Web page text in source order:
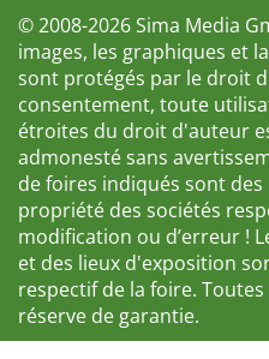
© 2008-2026 Sima Media
images, les graphiques et
sont protégés par le droit
consentement, toute
étroites du droit d'auteur
admonesté sans
de foires indiqués sont
propriété des sociétés
modification ou d’erreur !
et des lieux d'exposition
respectif de la foire.
réserve de garantie.